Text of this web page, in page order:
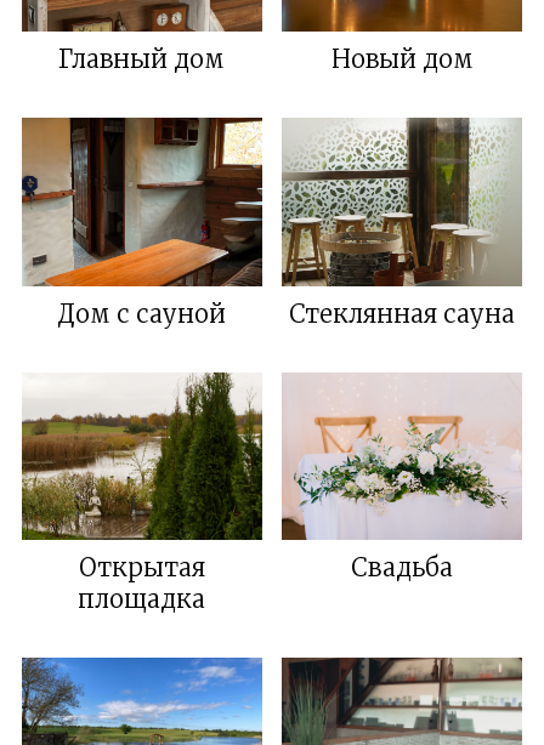
Главный дом Новый дом
Дом с сауной Стеклянная сауна
Открытая
площадка
Свадьба